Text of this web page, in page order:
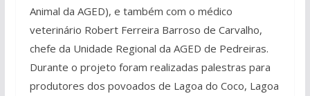
Animal da AGED), e também com o médico
veterinário Robert Ferreira Barroso de Carvalho,
chefe da Unidade Regional da AGED de Pedreiras.
Durante o projeto foram realizadas palestras para
produtores dos povoados de Lagoa do Coco, Lagoa